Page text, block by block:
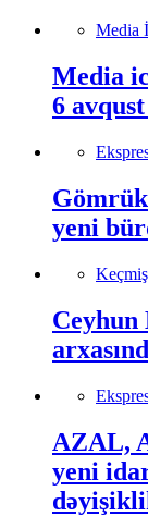
Media
Media
6
yeni
AZAL,
yeni